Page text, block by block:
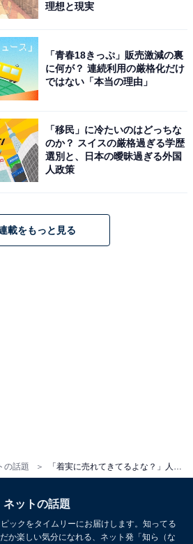
の話題
理想と現実
「青春18きっぷ」販売激減の裏
に何が？ 連続利用の厳格化だけ
ではない「本当の理由」
「移民」に冷たいのはどっちな
のか？ スイスの厳格過ぎる学歴
選別と、日本の曖昧過ぎる外国
人政策
載をもっと見る
ネットの話題
ックをタイムリーにお届けします。知ってる
か楽しい気分になれる、ネット発「知ら（な